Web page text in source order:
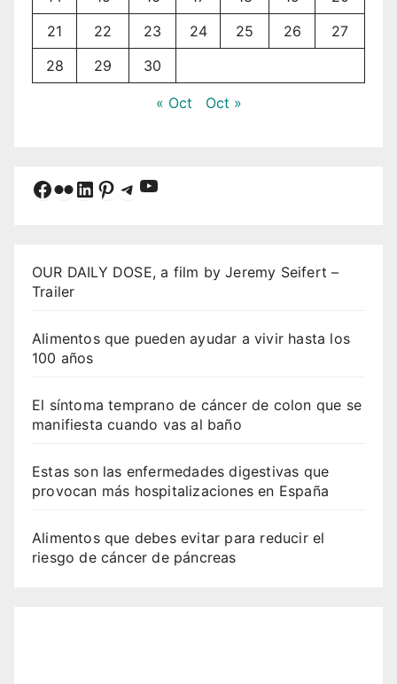
21
22 23 24 25 26
27
28
29 30
« Oct Oct »
Facebook
Flickr
LinkedIn
Pinterest
Telegram
YouTube
OUR DAILY DOSE, a film by Jeremy Seifert –
Trailer
Alimentos que pueden ayudar a vivir hasta los
100 años
El síntoma temprano de cáncer de colon que se
manifiesta cuando vas al baño
Estas son las enfermedades digestivas que
provocan más hospitalizaciones en España
Alimentos que debes evitar para reducir el
riesgo de cáncer de páncreas